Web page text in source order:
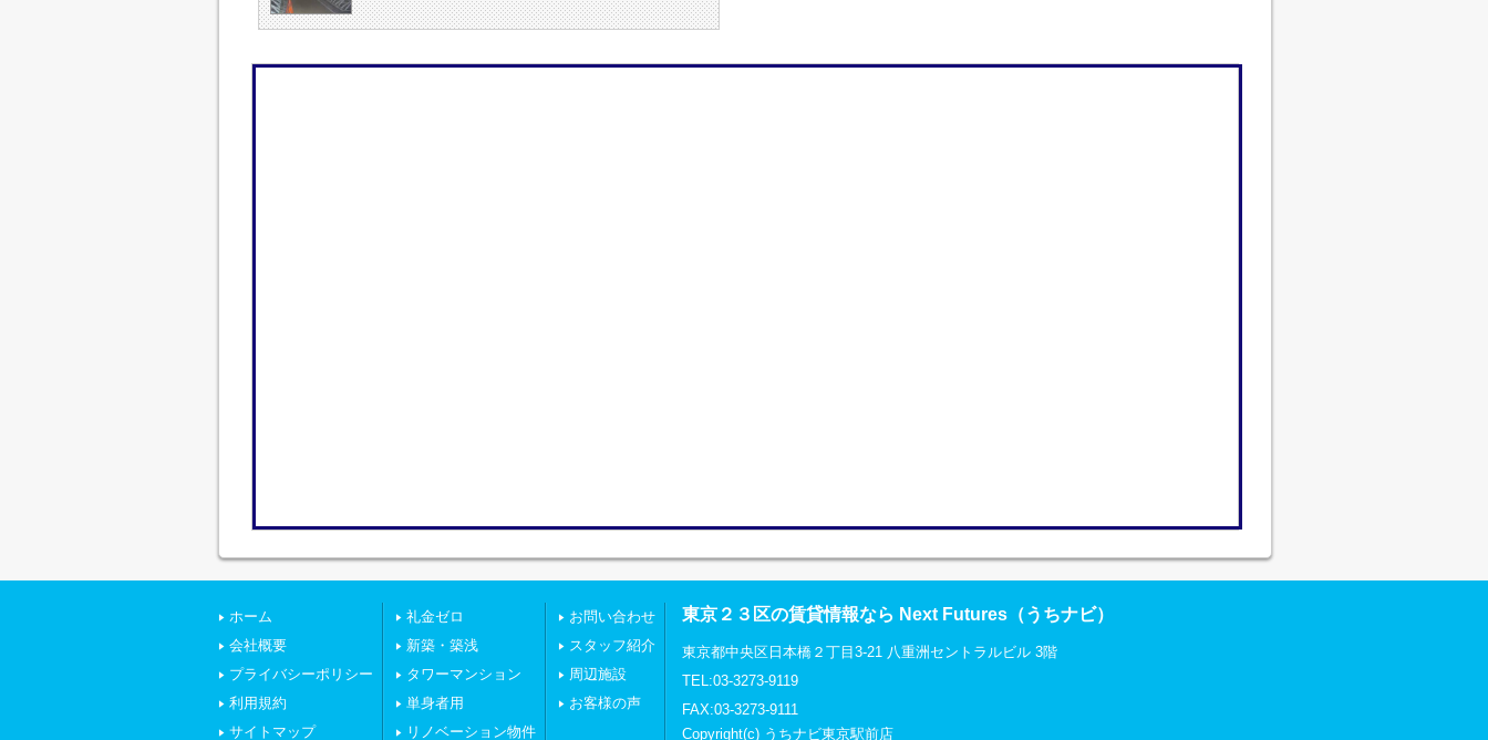
ホーム
会社概要
プライバシーポリシー
利用規約
サイトマップ
礼金ゼロ
新築・築浅
タワーマンション
単身者用
リノベーション物件
お問い合わせ
スタッフ紹介
周辺施設
お客様の声
東京２３区の賃貸情報なら Next Futures（うちナビ）
東京都中央区日本橋２丁目3-21 八重洲セントラルビル 3階
TEL:03-3273-9119
FAX:03-3273-9111
Copyright(c) うちナビ東京駅前店